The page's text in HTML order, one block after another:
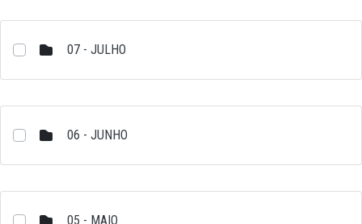
07 - JULHO
06 - JUNHO
05 - MAIO